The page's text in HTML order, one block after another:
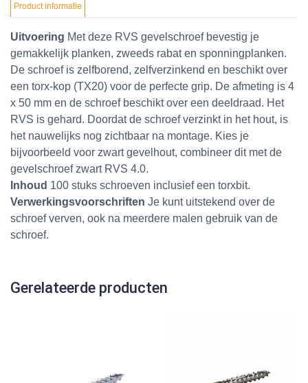
Product informatie
Uitvoering Met deze RVS gevelschroef bevestig je
gemakkelijk planken, zweeds rabaten sponningplanken.
De schroef is zelfborend, zelfverzinkend en beschikt over
een torx-kop (TX20) voor de perfecte grip. De afmeting is 4
x 50 mm en de schroef beschikt over een deeldraad. Het
RVS is gehard. Doordat de schroef verzinkt in het hout, is
het nauwelijks nog zichtbaar na montage. Kies je
bijvoorbeeld voor zwart gevelhout, combineer dit met de
gevelschroef zwart RVS 4.0.
nhoud 100 stuks schroeven inclusief een torxbit.
Verwerkingsvoorschriften Je kunt uitstekend over de
schroef verven, ook na meerdere malen gebruik van de
schroef.
Gerelateerde producten